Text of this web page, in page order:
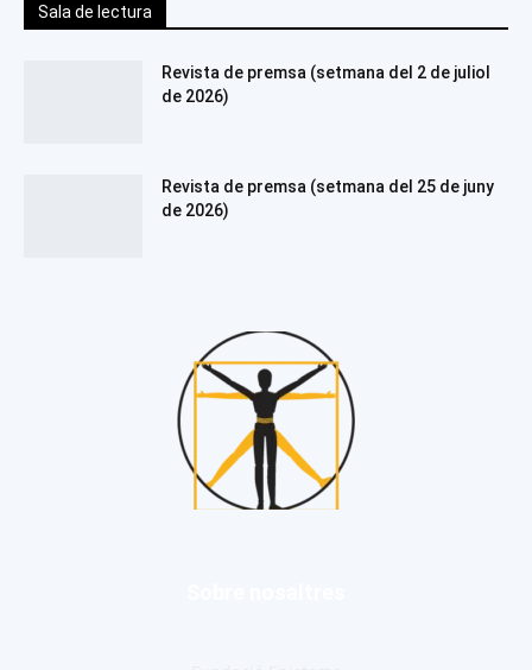
Sala de lectura
Revista de premsa (setmana del 2 de juliol
de 2026)
Revista de premsa (setmana del 25 de juny
de 2026)